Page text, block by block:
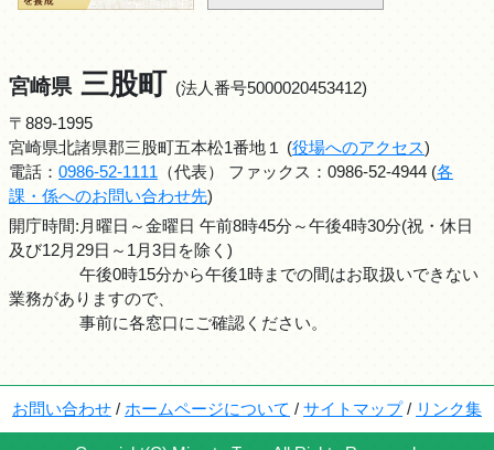
宮崎県 三股町 (法人番号5000020453412)
〒889-1995
宮崎県北諸県郡三股町五本松1番地１ (役場へのアクセス)
電話： 0986-52-1111 （代表） ファックス：0986-52-4944 (各
課・係へのお問い合わせ先)
開庁時間:月曜日～金曜日 午前8時45分～午後4時30分(祝・休日
及び12月29日～1月3日を除く)
午後0時15分から午後1時までの間はお取扱いできない
業務がありますので、
事前に各窓口にご確認ください。
お問い合わせ / ホームページについて / サイトマップ/ リンク集